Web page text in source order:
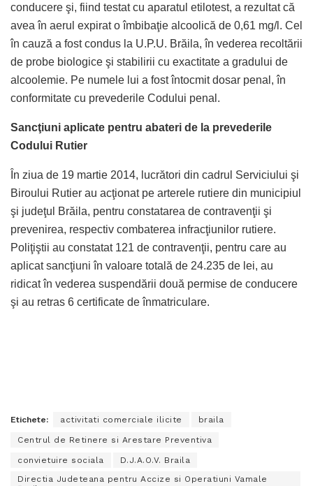
conducere şi, fiind testat cu aparatul etilotest, a rezultat că
avea în aerul expirat o îmbibaţie alcoolică de 0,61 mg/l. Cel
în cauză a fost condus la U.P.U. Brăila, în vederea recoltării
de probe biologice şi stabilirii cu exactitate a gradului de
alcoolemie. Pe numele lui a fost întocmit dosar penal, în
conformitate cu prevederile Codului penal.
Sancţiuni aplicate pentru abateri de la prevederile
Codului Rutier
În ziua de 19 martie 2014, lucrători din cadrul Serviciului şi
Biroului Rutier au acţionat pe arterele rutiere din municipiul
şi judeţul Brăila, pentru constatarea de contravenţii şi
prevenirea, respectiv combaterea infracţiunilor rutiere.
Poliţiştii au constatat 121 de contravenţii, pentru care au
aplicat sancţiuni în valoare totală de 24.235 de lei, au
ridicat în vederea suspendării două permise de conducere
şi au retras 6 certificate de înmatriculare.
Etichete: activitati comerciale ilicite braila
Centrul de Retinere si Arestare Preventiva
convietuire sociala
D.J.A.O.V. Braila
Directia Judeteana pentru Accize si Operatiuni Vamale